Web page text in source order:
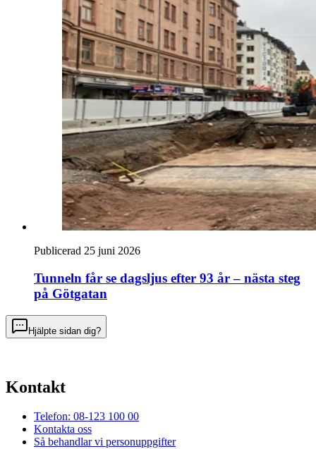
Publicerad 25 juni 2026
Tunneln får se dagsljus efter 93 år – nästa steg
på Götgatan
Hjälpte sidan dig?
Kontakt
Telefon: 08-123 100 00
Kontakta oss
Så behandlar vi personuppgifter